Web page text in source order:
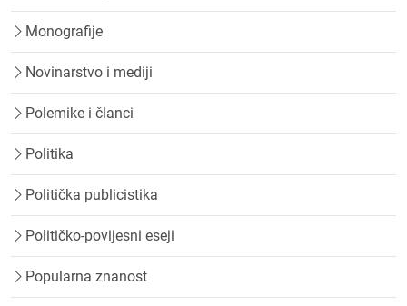
Monografije
Novinarstvo i mediji
Polemike i članci
Politika
Politička publicistika
Političko-povijesni eseji
Popularna znanost